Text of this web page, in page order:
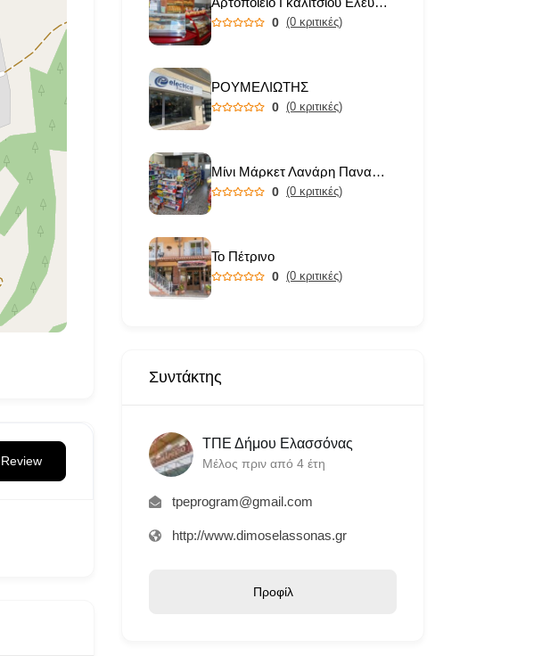
0 (0 κριτικές)
ΡΟΥΜΕΛΙΩΤΗΣ
0 (0 κριτικές)
Μίνι Μάρκετ Λανάρη Παναγιώτα
0 (0 κριτικές)
Το Πέτρινο
0 (0 κριτικές)
Συντάκτης
ΤΠΕ Δήμου Ελασσόνας
Μέλος πριν από 4 έτη
tpeprogram@gmail.com
http://www.dimoselassonas.gr
Προφίλ